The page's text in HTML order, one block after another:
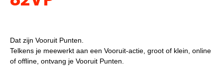
Dat zijn Vooruit Punten.
Telkens je meewerkt aan een Vooruit-actie, groot of klein, online
of offline, ontvang je Vooruit Punten.